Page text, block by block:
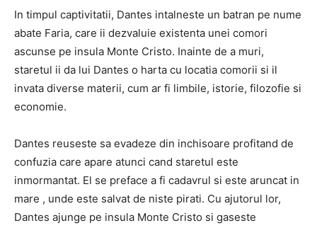
In timpul captivitatii, Dantes intalneste un batran pe nume
abate Faria, care ii dezvaluie existenta unei comori
ascunse pe insula Monte Cristo. Inainte de a muri,
staretul ii da lui Dantes o harta cu locatia comorii si il
invata diverse materii, cum ar fi limbile, istorie, filozofie si
economie.
Dantes reuseste sa evadeze din inchisoare profitand de
confuzia care apare atunci cand staretul este
inmormantat. El se preface a fi cadavrul si este aruncat in
mare , unde este salvat de niste pirati. Cu ajutorul lor,
Dantes ajunge pe insula Monte Cristo si gaseste